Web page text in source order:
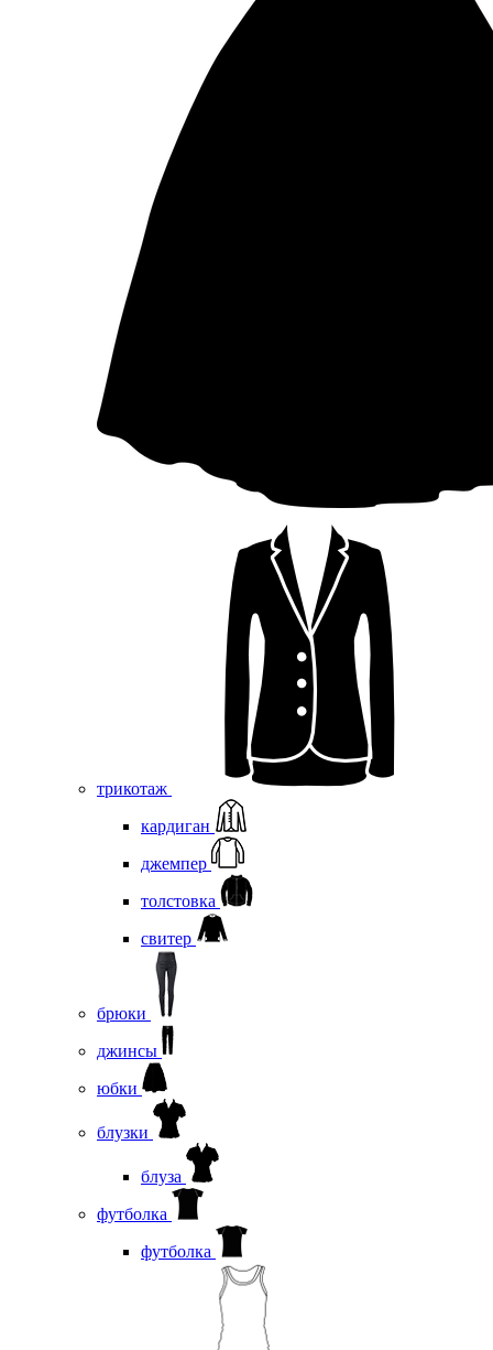
трикотаж
кардиган
джемпер
толстовка
свитер
брюки
джинсы
юбки
блузки
блуза
футболка
футболка